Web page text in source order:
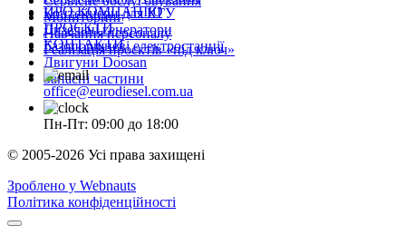
Мониторинг
Навчання персоналу
Реалізація проєктів «під ключ»
Контейнери для КГУ
Дизельні генератори
Газопоршневі електростанції
Двигуни Doosan
Запасні частини
ПРО КОМПАНІЮ
ПРОЄКТИ
КОНТАКТИ
office@eurodiesel.com.ua
Пн-Пт: 09:00 до 18:00
© 2005-2026 Усі права захищені
Зроблено у Webnauts
Політика конфіденційності